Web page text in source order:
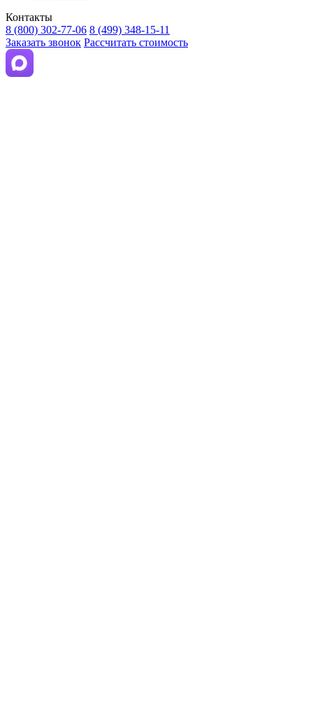
Контакты
8 (800) 302-77-06 8 (499) 348-15-11
Заказать звонок Рассчитать стоимость